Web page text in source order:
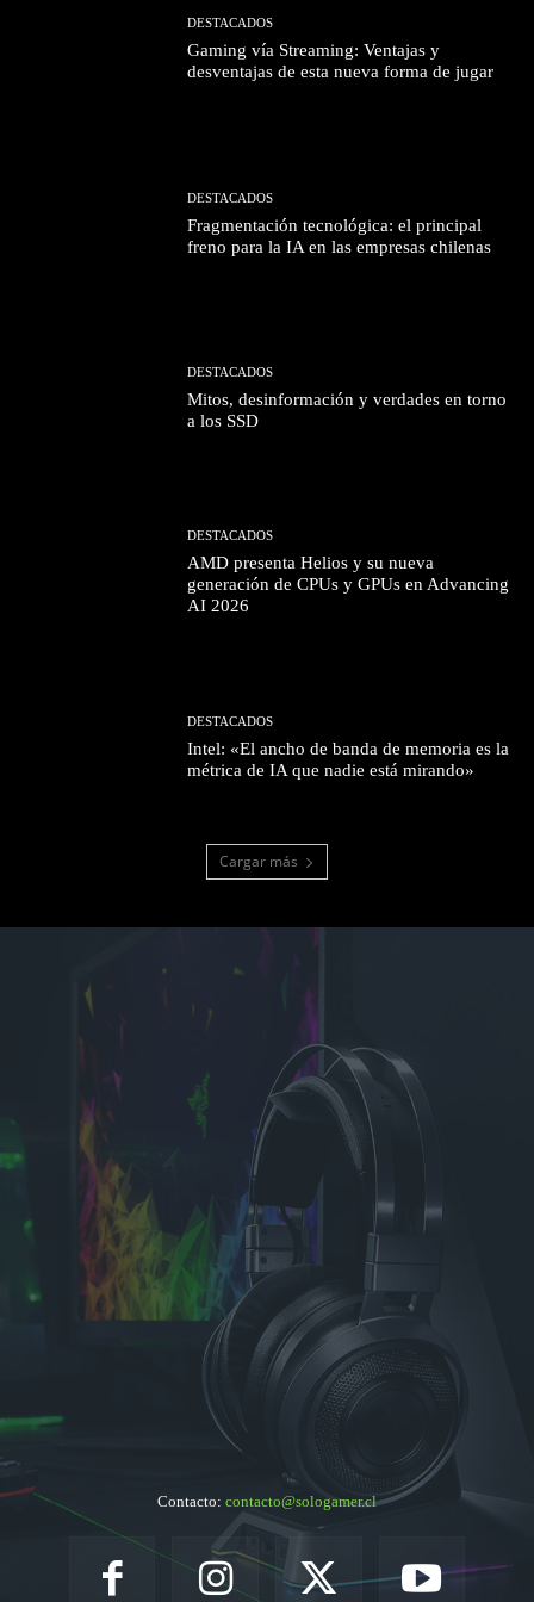
DESTACADOS
Gaming vía Streaming: Ventajas y
desventajas de esta nueva forma de jugar
DESTACADOS
Fragmentación tecnológica: el principal
freno para la IA en las empresas chilenas
DESTACADOS
Mitos, desinformación y verdades en torno
a los SSD
DESTACADOS
AMD presenta Helios y su nueva
generación de CPUs y GPUs en Advancing
AI 2026
DESTACADOS
Intel: «El ancho de banda de memoria es la
métrica de IA que nadie está mirando»
Cargar más
Contacto: contacto@sologamer.cl